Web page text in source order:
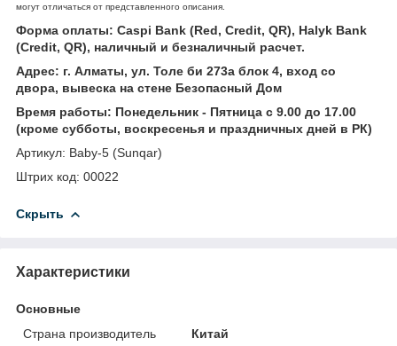
могут отличаться от представленного описания.
Форма оплаты: Caspi Bank (Red, Credit, QR), Halyk Bank
(Credit, QR), наличный и безналичный расчет.
Адрес: г. Алматы, ул. Толе би 273а блок 4, вход со
двора, вывеска на стене Безопасный Дом
Время работы: Понедельник - Пятница с 9.00 до 17.00
(кроме субботы, воскресенья и праздничных дней в РК)
Артикул: Baby-5 (Sunqar)
Штрих код: 00022
Скрыть
Характеристики
Основные
Страна производитель
Китай